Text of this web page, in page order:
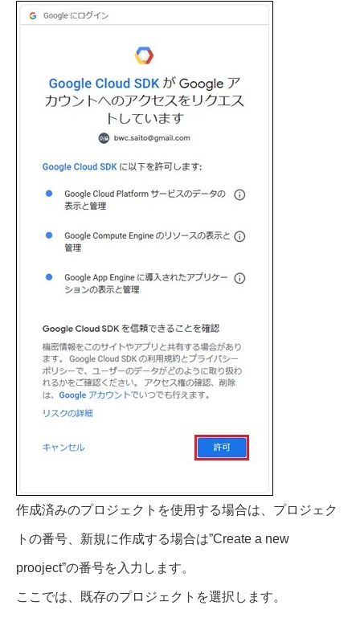
作成済みのプロジェクトを使用する場合は、プロジェク
トの番号、新規に作成する場合は”Create a new
prooject”の番号を入力します。
ここでは、既存のプロジェクトを選択します。